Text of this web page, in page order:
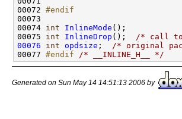
00072 #endif
00073
00074 int InlineMode ();
00075 int InlineDrop ();
/* call to
00076
int opdsize ;
/* original
00077 #endif /* __INLINE_H__ */
Generated on Sun May 14 14:51:13 2006 by